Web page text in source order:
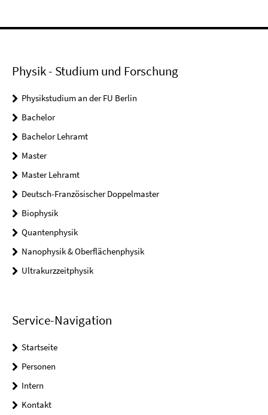
Physik - Studium und Forschung
Physikstudium an der FU Berlin
Bachelor
Bachelor Lehramt
Master
Master Lehramt
Deutsch-Französischer Doppelmaster
Biophysik
Quantenphysik
Nanophysik & Oberflächenphysik
Ultrakurzzeitphysik
Service-Navigation
Startseite
Personen
Intern
Kontakt